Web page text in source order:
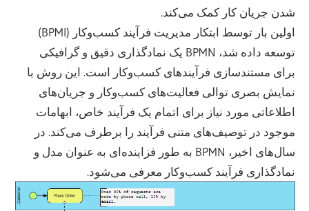
شدن جریان کار کمک می‌کند.
اولین بار توسط ابتکار مدیریت فرآیند کسب‌وکار (BPMI)
توسعه داده شد، BPMN یک نمادگذاری دقیق و گرافیکی
برای مستندسازی فرآیندهای کسب‌وکار است. این روش با
نمایش بصری توالی فعالیت‌های کسب‌وکار و جریان‌های
اطلاعاتی مورد نیاز برای اتمام یک فرآیند خاص، ابهامات
موجود در توصیف‌های متنی فرآیند را برطرف می‌کند. در
سال‌های اخیر، BPMN به طور فزاینده‌ای به عنوان مدل و
نمادگذاری فرآیند کسب‌وکار معرفی می‌شود.